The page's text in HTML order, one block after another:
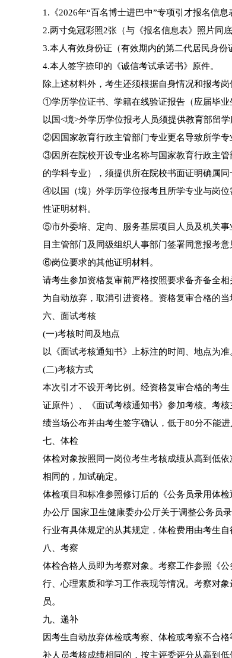
1.《2026年“百名博士进巴中”专项引才报名信息
2.两寸免冠彩照2张（与《报名信息表》照片同底
3.本人有效身份证（有效期内的第二代居民身份
4.本人签字捺印的《诚信考试承诺书》原件。
除上述材料外，考生还须根据自身情况和报考
①学历学位证书、学籍在线验证报告（应届毕业
以国<境>外学历学位报考人员须提供教育部留
②因国家教育行政主管部门专业更名导致所学专
③因所在院校开设专业名称与国家教育行政主
的学科专业），须提供所在院校书面证明确属同
④以国（境）外学历学位报考且所学专业与岗
性证明材料。
⑤市外委培、定向、服务基层项目人员及机关
目主管部门及同级组织人事部门签署同意报考
⑥岗位要求的其他证明材料。
请考生参加资格复审前严格按照要求备齐备全
为自动放弃，取消引进资格。资格复审合格的当
六、面试考核
(一)考核时间及地点
以《面试考核通知书》上标注的时间、地点为准
(二)考核方式
本次引才不设开考比例。经资格复审合格的考
证原件）、《面试考核通知书》参加考核。考
绩当场公布并由考生签字确认，低于80分不能进
七、体检
体检对象按照同一岗位考生考核成绩从高到低
相同的，加试确定。
体检项目和标准参照修订后的《公务员录用体
办公厅 国家卫生健康委办公厅关于调整公务员
行业有具体规定的从其规定，体检费用由考生自
八、考察
体检合格人员即为考察对象。考察工作参照《
行、心理素质和学习工作表现等情况。考察对
员。
九、递补
因考生自动放弃体检或考察、体检或考察不合
补人员考核成绩相同的，按主评委评分从高到